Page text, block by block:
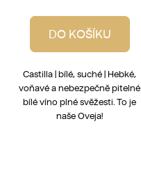
DO KOŠÍKU
Castilla | bílé, suché | Hebké,
voňavé a nebezpečně pitelné
bílé víno plné svěžesti. To je
naše Oveja!